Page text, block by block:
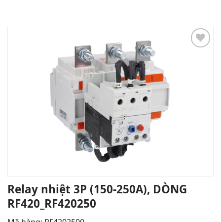
Relay nhiệt 3P (150-250A), DÒNG
RF420_RF420250